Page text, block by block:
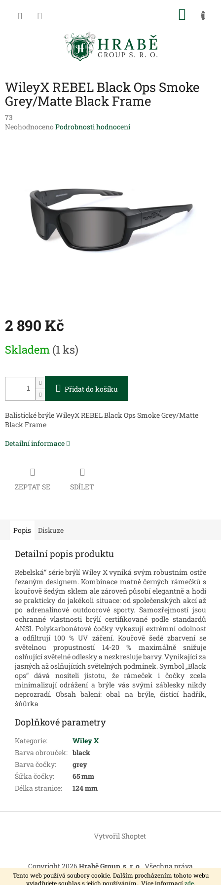
Tento web používá soubory cookie. Dalším procházením tohoto webu
vyjadřujete souhlas s jejich používáním.. Více informacízde.
WileyX REBEL Black Ops Smoke
Grey/Matte Black Frame
73
Průměrné
hvězdiček.
Neohodnoceno Podrobnosti hodnocení
2 890 Kč
cena:
Skladem (1 ks)
Přidat do košíku
Balistické brýle WileyX REBEL Black Ops Smoke Grey/Matte
Black Frame
Detailní informace
ZEPTAT SE SDÍLET
Popis Diskuze
Detailní popis produktu
Rebelská“ série brýlí Wiley X vyniká svým robustním ostře
řezaným designem. Kombinace matně černých rámečků s
kouřově šedým sklem ale zároveň působí elegantně a hodí
se prakticky do jakékoli situace: od společenských akcí až
po adrenalinové outdoorové sporty. Samozřejmostí jsou
ochranné vlastnosti brýlí certifikované podle standardů
ANSI. Polykarbonátové čočky vykazují extrémní odolnost
a odfiltrují 100 % UV záření. Kouřově šedé zbarvení se
světelnou propustností 14-20 % maximálně snižuje
oslňující světelné odlesky a nezkresluje barvy. Vynikající za
jasných až oslňujících světelných podmínek. Symbol „Black
ops“ dává nositeli jistotu, že rámeček i čočky zcela
minimalizují odrážení a brýle vás svými záblesky nikdy
neprozradí. Obsah balení: obal na brýle, čistící hadřík,
šňůrka
Doplňkové parametry
Kategorie:
Wiley X
Barva obrouček: black
Barva čočky:
grey
Šířka čočky:
65 mm
Délka stranice: 124 mm
Z
í
Vytvořil Shoptet
Copyright 2026Hrabě Group, s. r. o.. Všechna práva
vyhrazena.